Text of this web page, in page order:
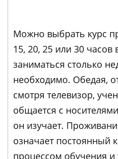
Можно выбрать курс
15, 20, 25 или 30 часов
заниматься столько
необходимо. Обедая,
смотря телевизор,
общается с
он изучает.
означает постоянный
процессом обучения и